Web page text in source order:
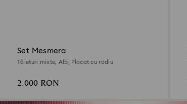
Set Mesmera
Tăieturi mixte, Alb, Placat cu rodiu
2.000 RON